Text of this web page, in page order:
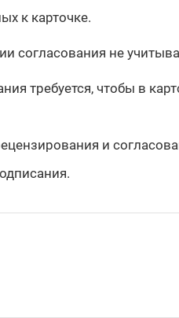
к карточке.
согласования не
требуется, чтобы в
и